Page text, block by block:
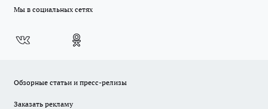
Мы в социальных сетях
Обзорные статьи и пресс-релизы
Заказать рекламу